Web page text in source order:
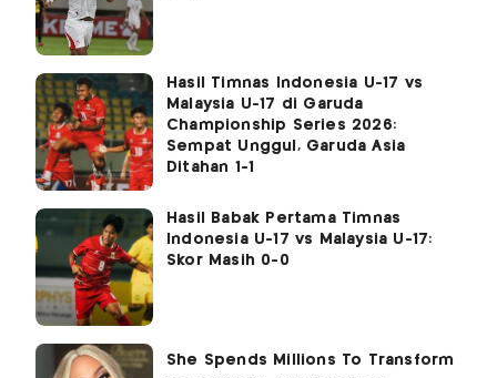
Hasil Timnas Indonesia U-17 vs
Malaysia U-17 di Garuda
Championship Series 2026:
Sempat Unggul, Garuda Asia
Ditahan 1-1
Hasil Babak Pertama Timnas
Indonesia U-17 vs Malaysia U-17:
Skor Masih 0-0